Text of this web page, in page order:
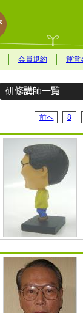
会員規約 運営
前へ 8